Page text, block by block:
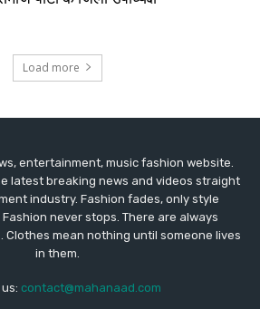
entertainment, music fashion website.
latest breaking news and videos straight
industry. Fashion fades, only style
never stops. There are always
mean nothing until someone lives
in them.
contact@mahanaad.com